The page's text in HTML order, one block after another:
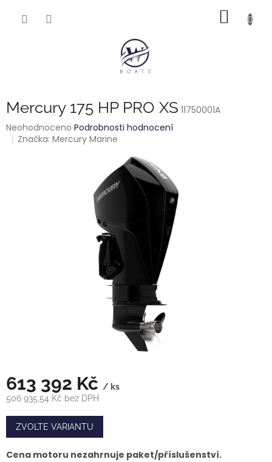
Mercury 175 HP PRO XS 11750001A
Průměrné
hodnocení
Neohodnoceno Podrobnosti hodnocení
Značka:Mercury Marine
613 392 Kč / ks
506 935,54 Kč bez DPH
Měrná
cena:
ZVOLTE VARIANTU
Cena motoru nezahrnuje paket/příslušenství.